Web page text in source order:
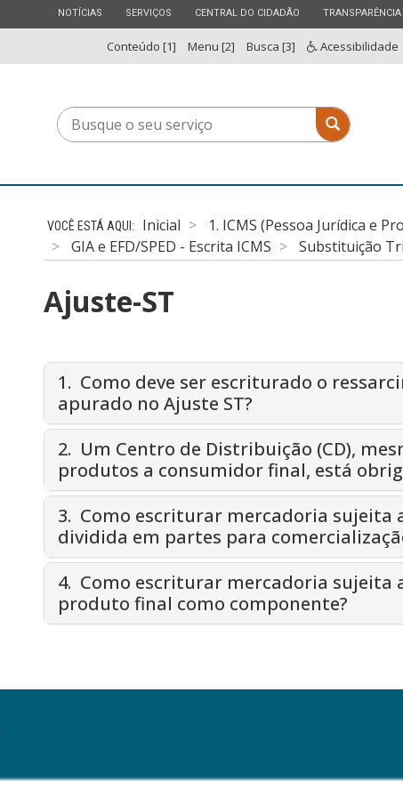
ESTADO
NOTÍCIAS ESTADO
SERVIÇOS ESTADO
CENTRAL DO CIDADÃO ESTADO
TRANSPARÊNCIA
Conteúdo [1] Menu [2] Busca [3] Acessibilidade
Busque
o
serviço
Busque o
Inicial
1. ICMS (Pessoa Jurídica e
GIA e EFD/SPED - Escrita ICMS
Substituição
Ajuste-ST
1. Como deve ser escriturado o
apurado no Ajuste ST?
2. Um Centro de Distribuição (CD),
produtos a consumidor final, está
3. Como escriturar mercadoria sujeita
dividida em partes para
4. Como escriturar mercadoria sujeita
produto final como componente?